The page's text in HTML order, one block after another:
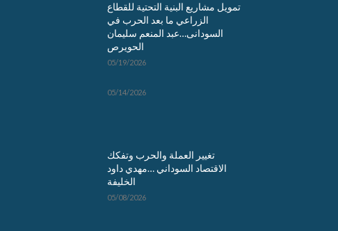
تمويل مشاريع البنية التحتية للقطاع
الزراعي ما بعد الحرب في
السودانى…عبد المنعم سليمان
الحويرص
05/19/2026
05/14/2026
تغيير العملة والحرب وتفكك
الاقتصاد السوداني …مهدي داود
الخليفة
05/08/2026